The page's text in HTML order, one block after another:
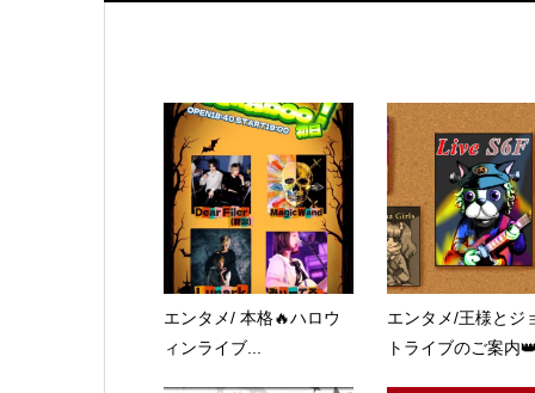
エンタメ/ 本格🔥ハロウ
ィンライブ...
エンタメ/王様とジ
トライブのご案内